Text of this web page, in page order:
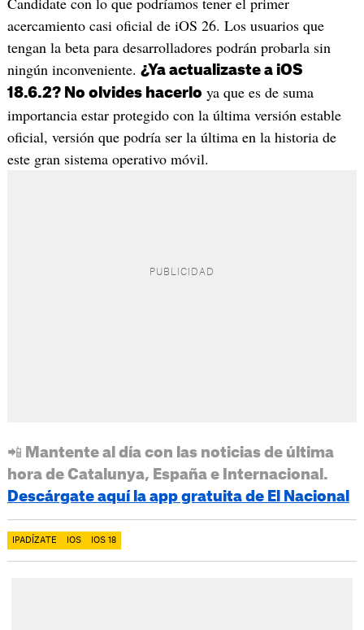
acercamiento casi oficial de iOS 26. Los usuarios que
tengan la beta para desarrolladores podrán probarla sin
ningún inconveniente. ¿Ya actualizaste a iOS
18.6.2? No olvides hacerlo ya que es de suma
importancia estar protegido con la última versión estable
oficial, versión que podría ser la última en la historia de
este gran sistema operativo móvil.
📲 Mantente al día con las noticias de última
hora de Catalunya, España e Internacional.
Descárgate aquí la app gratuita de El Nacional
IPADÍZATE IOS IOS 18